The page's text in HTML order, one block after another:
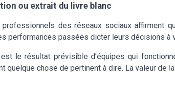
ou extrait du livre blanc
des réseaux sociaux affirment
performances passées dicter leurs décisions à
le résultat prévisible d’équipes qui
quelque chose de pertinent à dire. La valeur de